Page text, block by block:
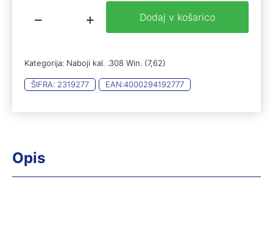
RWS
paket
(20)
količina
Dodaj v košarico
Kategorija: Naboji kal. .308 Win. (7,62)
ŠIFRA: 2319277 EAN:4000294192777
Opis